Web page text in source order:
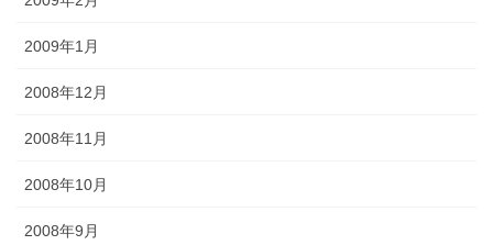
2009年1月
2008年12月
2008年11月
2008年10月
2008年9月